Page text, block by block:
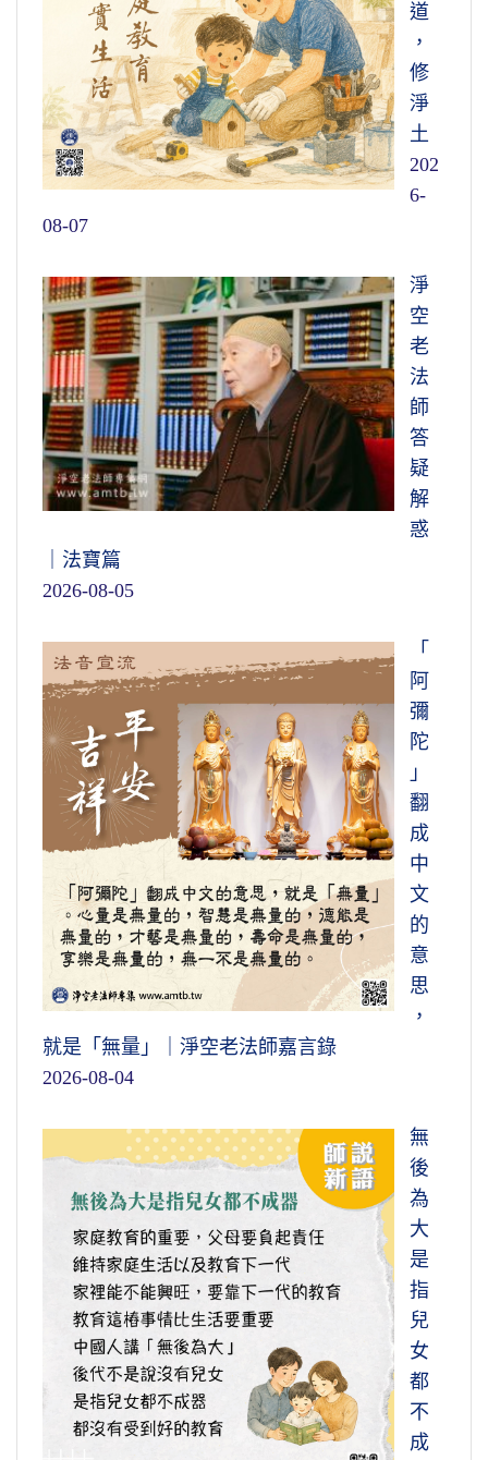
道
，
修
淨
土
202
6-
08-07
淨
空
老
法
師
答
疑
解
惑
｜法寶篇
2026-08-05
「
阿
彌
陀
」
翻
成
中
文
的
意
思
，
就是「無量」｜淨空老法師嘉言錄
2026-08-04
無
後
為
大
是
指
兒
女
都
不
成